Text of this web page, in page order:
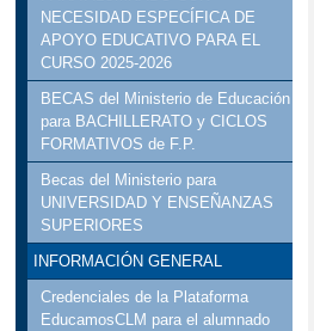
NECESIDAD ESPECÍFICA DE
APOYO EDUCATIVO PARA EL
CURSO 2025-2026
BECAS del Ministerio de Educación
para BACHILLERATO y CICLOS
FORMATIVOS de F.P.
Becas del Ministerio para
UNIVERSIDAD Y ENSEÑANZAS
SUPERIORES
INFORMACIÓN GENERAL
Credenciales de la Plataforma
EducamosCLM para el alumnado